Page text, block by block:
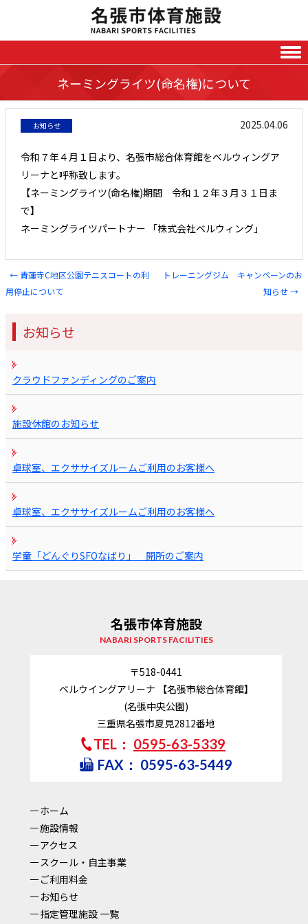
ネーミングライツ(命名権)について
お知らせ 2025.04.06
令和７年４月１日より、名張市総合体育館をベルウィングア
リーナと呼称致します。
【ネーミングライツ(命名権)期間 令和１２年３月３１日ま
で】
ネーミングライツパートナー 「株式会社ベルウィング」
Post navigation
← 青蓮寺C地区公園テニスコートの利
用停止について
トレーニングジム キャンペーンのお
知らせ→
お知らせ
クラウドファンディングのご案内
施設休館のお知らせ
卓球室、エクササイズルームご利用のお客様へ
卓球室、エクササイズルームご利用のお客様へ
学童「どんぐりSFOなばり」 開所のご案内
名張市体育施設
NABARI SPORTS FACILITIES
〒518-0441
ベルウイングアリーナ 【名張市総合体育館】
(名張中央公園)
三重県名張市夏見2812番地
TEL： 0595-63-5339
FAX： 0595-63-5449
ホーム
施設情報
アクセス
スクール・自主事業
ご利用料金
お知らせ
指定管理施設 一覧